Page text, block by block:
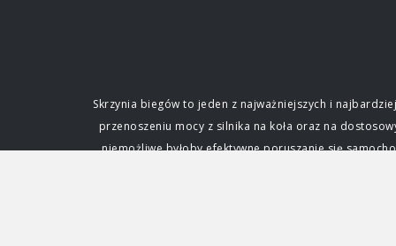
Skrzynia biegów to jeden z najważniejszych i
przenoszeniu mocy z silnika na koła oraz na
niemożliwe byłoby efektywne poruszanie się